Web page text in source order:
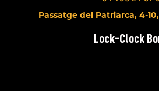
Passatge del Patriarca, 4-
Lock-Clock